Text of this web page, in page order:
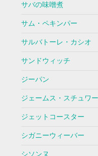
サバの味噌煮
サム・ペキンパー
サルバトーレ・カシオ
サンドウィッチ
ジーパン
ジェームス・スチュワ
ジェットコースター
シガニーウィーバー